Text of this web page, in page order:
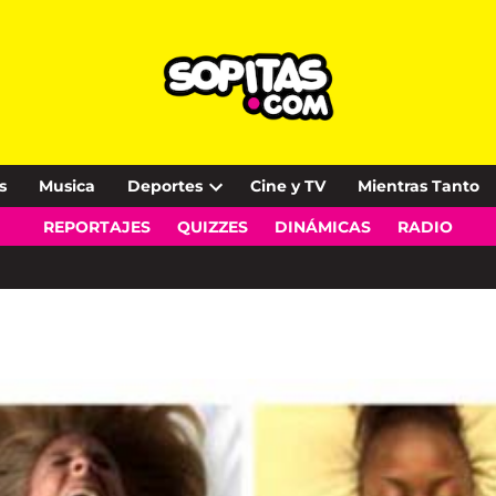
Musica Deportes
Open
dropdown
Cine y TV Mientras Tanto
REPORTAJES QUIZZES DINÁMICAS RADIO